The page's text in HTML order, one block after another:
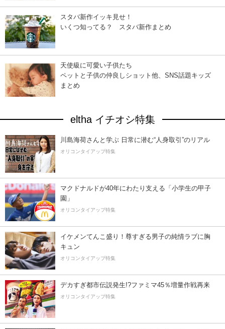
スタバ新作イッキ見せ！
いくつ知ってる？ スタバ新作まとめ
天使級に可愛い子供たち
ペットと子供の仲良しショット他、SNS話題キッズ
まとめ
eltha イチオシ特集
川島海荷さんと学ぶ 日常に潜む“人身取引”のリアル
オリコンタイアップ特集
マクドナルドが40年にわたり支える「小学生の甲子
園」
オリコンタイアップ特集
イケメンてんこ盛り！尊すぎる男子の純情ラブに胸
キュン
オリコンタイアップ特集
デカすぎ都市伝説発生!?ファミマ45％増量作戦再来
オリコンタイアップ特集